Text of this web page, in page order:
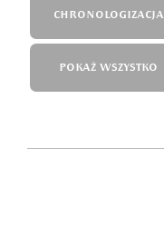
CHRONOLOGIZACJA
POKAŻ WSZYSTKO